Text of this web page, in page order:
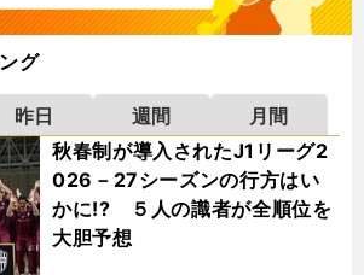
グ
昨日 週間
月間
秋春制が導入されたJ1リーグ2
026－27シーズンの行方はい
かに!? ５人の識者が全順位を
大胆予想